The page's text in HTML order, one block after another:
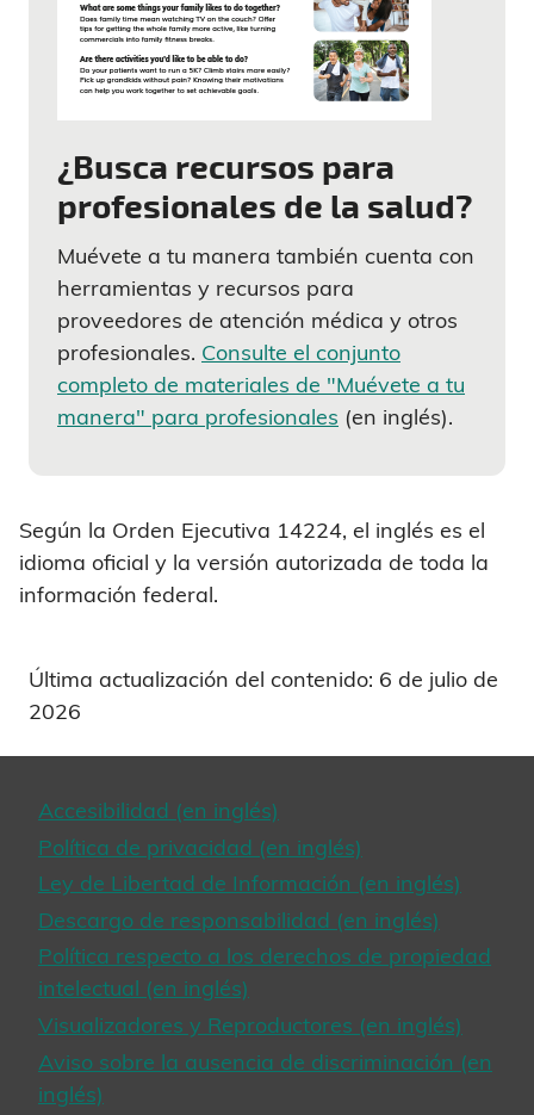
¿Busca recursos para
profesionales de la salud?
Muévete a tu manera también cuenta con
herramientas y recursos para
proveedores de atención médica y otros
profesionales. Consulte el conjunto
completo de materiales de "Muévete a tu
manera" para profesionales (en inglés).
Según la Orden Ejecutiva 14224, el inglés es el
idioma oficial y la versión autorizada de toda la
información federal.
Última actualización del contenido: 6 de julio de
2026
Accesibilidad (en inglés)
Política de privacidad (en inglés)
Ley de Libertad de Información (en inglés)
Descargo de responsabilidad (en inglés)
Política respecto a los derechos de propiedad
intelectual (en inglés)
Visualizadores y Reproductores (en inglés)
Aviso sobre la ausencia de discriminación (en
inglés)